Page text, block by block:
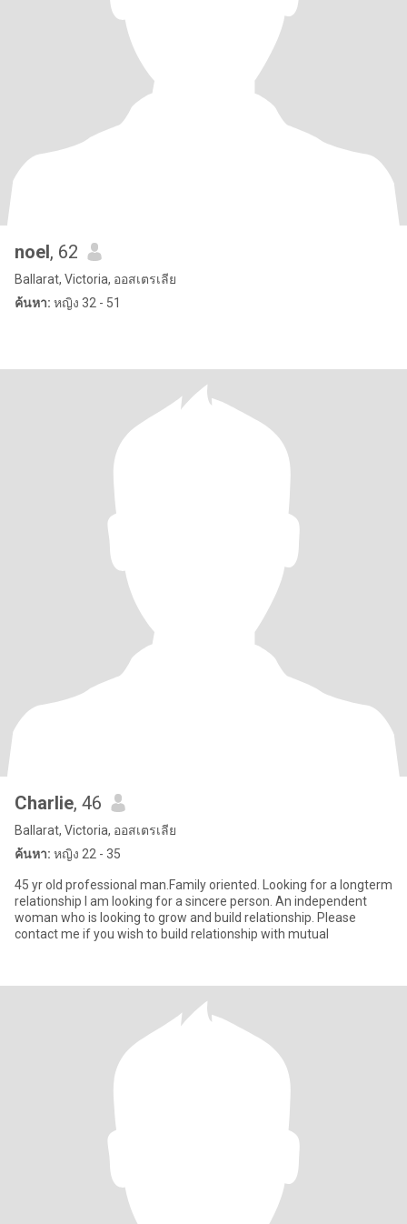
noel, 62
Ballarat, Victoria, ออสเตรเลีย
ค้นหา: หญิง 32 - 51
Charlie, 46
Ballarat, Victoria, ออสเตรเลีย
ค้นหา: หญิง 22 - 35
45 yr old professional man.Family oriented. Looking for a longterm
relationship I am looking for a sincere person. An independent
woman who is looking to grow and build relationship. Please
contact me if you wish to build relationship with mutual